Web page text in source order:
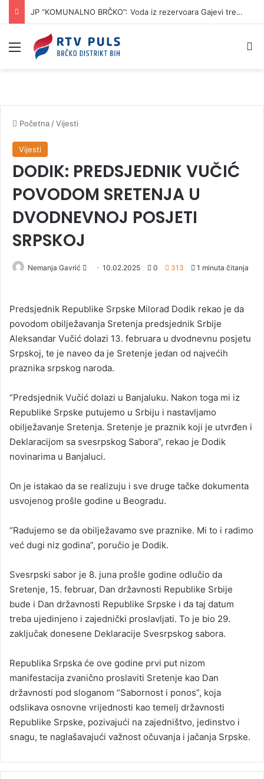
JP “KOMUNALNO BRČKO”: Voda iz rezervoara Gajevi trenutno nije za piće
Izbornik
Početna /Vijesti
Vijesti
DODIK: PREDSJEDNIK VUČIĆ
POVODOM SRETENJA U
DVODNEVNOJ POSJETI
SRPSKOJ
Nemanja Gavrić
d
a
n
e
m
i
l
10.02.2025 0 313 1 minuta čitanja
Predsjednik Republike Srpske Milorad Dodik rekao je da
povodom obilježavanja Sretenja predsjednik Srbije
Aleksandar Vučić dolazi 13. februara u dvodnevnu posjetu
Srpskoj, te je naveo da je Sretenje jedan od najvećih
praznika srpskog naroda.
“Predsjednik Vučić dolazi u Banjaluku. Nakon toga mi iz
Republike Srpske putujemo u Srbiju i nastavljamo
obilježavanje Sretenja. Sretenje je praznik koji je utvrđen i
Deklaracijom sa svesrpskog Sabora”, rekao je Dodik
novinarima u Banjaluci.
On je istakao da se realizuju i sve druge tačke dokumenta
usvojenog prošle godine u Beogradu.
“Radujemo se da obilježavamo sve praznike. Mi to i radimo
već dugi niz godina”, poručio je Dodik.
Svesrpski sabor je 8. juna prošle godine odlučio da
Sretenje, 15. februar, Dan državnosti Republike Srbije
bude i Dan državnosti Republike Srpske i da taj datum
treba ujedinjeno i zajednički proslavljati. To je bio 29.
zaključak donesene Deklaracije Svesrpskog sabora.
Republika Srpska će ove godine prvi put nizom
manifestacija zvanično proslaviti Sretenje kao Dan
državnosti pod sloganom “Sabornost i ponos”, koja
odslikava osnovne vrijednosti kao temelj državnosti
Republike Srpske, pozivajući na zajedništvo, jedinstvo i
snagu, te naglašavajući važnost očuvanja i jačanja Srpske.